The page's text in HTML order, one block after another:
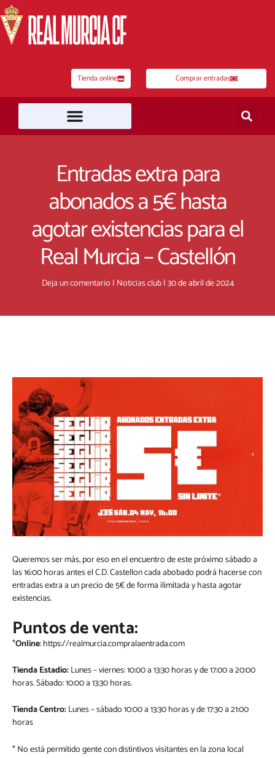
al
contenido
Tienda online Comprar entradas
Entradas extra para
abonados a 5€ hasta
agotar existencias para el
Real Murcia – Castellón
Deja un comentario | Noticias club|30 de abril de 2024
Queremos ser más, por eso en el encuentro de este próximo sábado a
las 16:00 horas antes el C.D. Castellon cada abobado podrá hacerse con
entradas extra a un precio de 5€ de forma ilimitada y hasta agotar
existencias.
Puntos de venta:
*Online:https://realmurcia.compralaentrada.com
Tienda Estadio:Lunes – viernes: 10:00 a 13:30 horas y de 17:00 a 20:00
horas. Sábado: 10:00 a 13:30 horas.
Tienda Centro:Lunes – sábado 10:00 a 13:30 horas y de 17:30 a 21:00
horas
* No está permitido gente con distintivos visitantes en la zona local